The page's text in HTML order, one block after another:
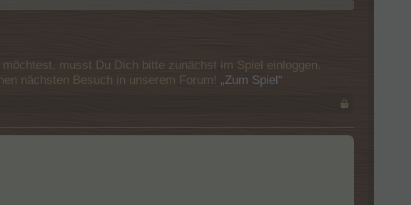
musst Du Dich bitte zunächst im Spiel einloggen.
nächsten Besuch in unserem Forum! „Zum Spiel“